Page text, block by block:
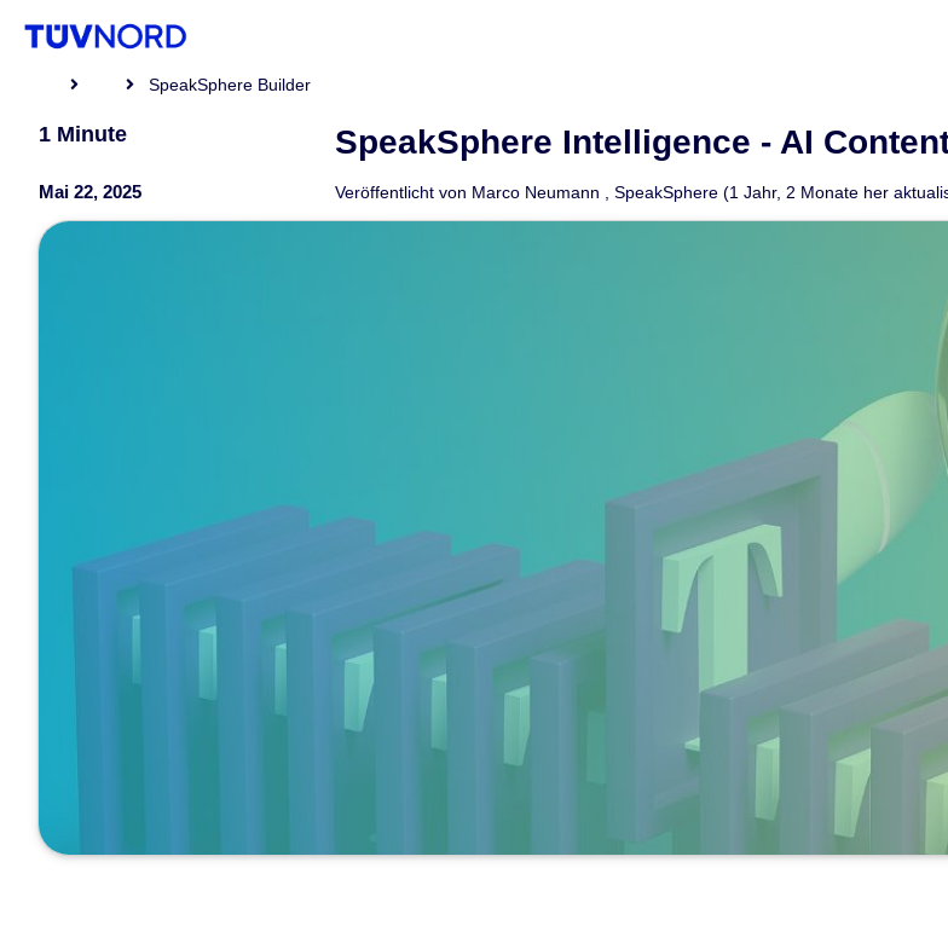
SpeakSphere Builder
1 Minute
Mai 22, 2025
SpeakSphere Intelligence - AI
Veröffentlicht von Marco Neumann ,SpeakSphere (1 Jahr, 2 Monate her